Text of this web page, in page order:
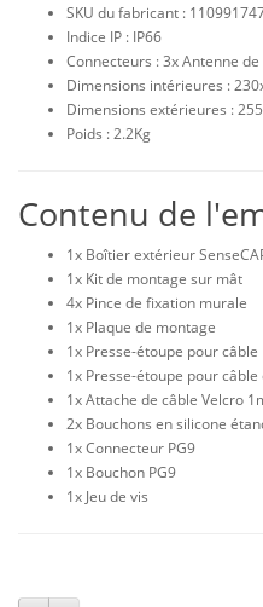
SKU du fabricant :
Indice IP : IP66
Connecteurs : 3x Antenne
Dimensions intérieures :
Dimensions extérieures :
Poids : 2.2Kg
Contenu de
1x Boîtier extérieur
1x Kit de montage sur mât
4x Pince de fixation murale
1x Plaque de montage
1x Presse-étoupe pour
1x Presse-étoupe pour
1x Attache de câble Velcro
2x Bouchons en silicone
1x Connecteur PG9
1x Bouchon PG9
1x Jeu de vis